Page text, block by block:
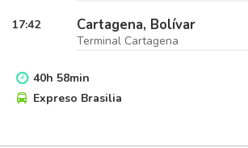
17:42 Cartagena, Bolívar
Terminal Cartagena
40h 58min
Expreso Brasilia